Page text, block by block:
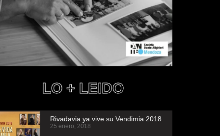
LO + LEIDO
Rivadavia ya vive su Vendimia 2018
25 enero, 2018